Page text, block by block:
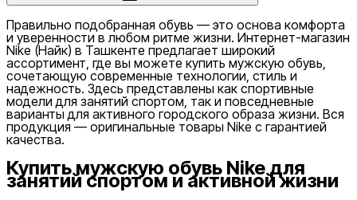
Правильно подобранная обувь — это основа комфорта
и уверенности в любом ритме жизни. Интернет-магазин
Nike (Найк) в Ташкенте предлагает широкий
ассортимент, где вы можете купить мужскую обувь,
сочетающую современные технологии, стиль и
надежность. Здесь представлены как спортивные
модели для занятий спортом, так и повседневные
варианты для активного городского образа жизни. Вся
продукция — оригинальные товары Nike с гарантией
качества.
Купить мужскую обувь Nike для
занятий спортом и активной жизни